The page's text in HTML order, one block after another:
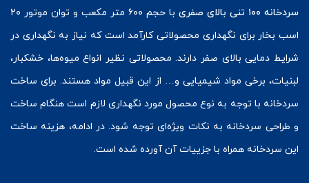
سردخانه ۱۰۰ تنی بالای صفری
با حجم ۶۰۰ متر مکعب و توان موتور ۲۰
اسب بخار برای نگهداری محصولاتی کارآمد است که نیاز به نگهداری در
شرایط دمایی بالای صفر دارند. محصولاتی نظیر انواع میوه‌ها، خشکبار،
لبنیات، برخی مواد شیمیایی و… از این قبیل مواد هستند. برای ساخت
سردخانه با توجه به نوع محصول مورد نگهداری لازم است هنگام ساخت
و طراحی سردخانه به نکات ویژه‌ای توجه شود. در ادامه، هزینه ساخت
این سردخانه همراه با جزییات آن آورده شده است.